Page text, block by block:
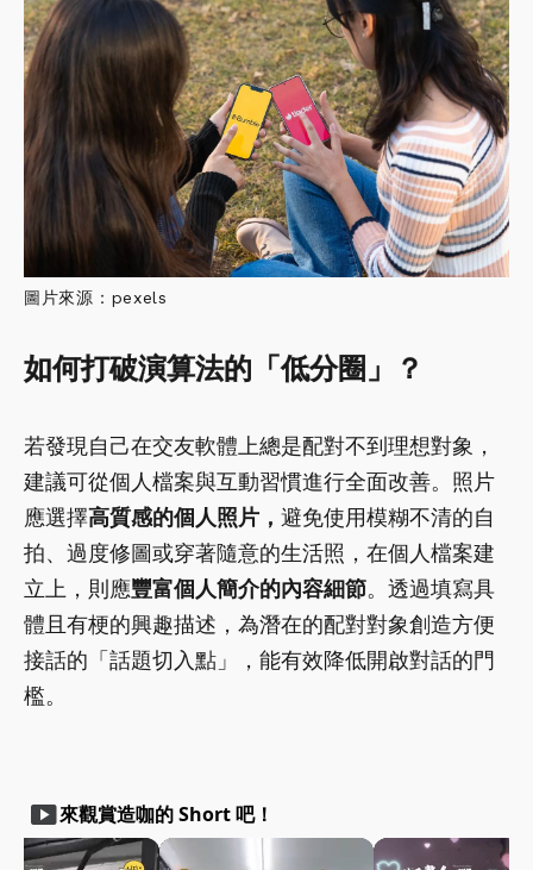
圖片來源：pexels
如何打破演算法的「低分圈」？
若發現自己在交友軟體上總是配對不到理想對象，
建議可從個人檔案與互動習慣進行全面改善。照片
應選擇高質感的個人照片， 避免使用模糊不清的自
拍、過度修圖或穿著隨意的生活照，在個人檔案建
立上，則應豐富個人簡介的內容細節。透過填寫具
體且有梗的興趣描述，為潛在的配對對象創造方便
接話的「話題切入點」，能有效降低開啟對話的門
檻。
smart_display來觀賞造咖的 Short 吧！